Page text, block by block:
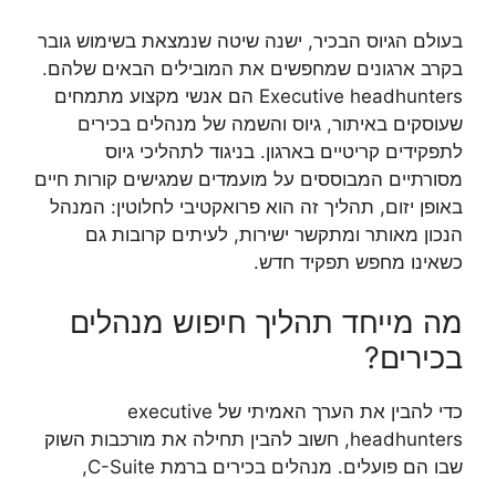
בעולם הגיוס הבכיר, ישנה שיטה שנמצאת בשימוש גובר
בקרב ארגונים שמחפשים את המובילים הבאים שלהם.
Executive headhunters הם אנשי מקצוע מתמחים
שעוסקים באיתור, גיוס והשמה של מנהלים בכירים
לתפקידים קריטיים בארגון. בניגוד לתהליכי גיוס
מסורתיים המבוססים על מועמדים שמגישים קורות חיים
באופן יזום, תהליך זה הוא פרואקטיבי לחלוטין: המנהל
הנכון מאותר ומתקשר ישירות, לעיתים קרובות גם
כשאינו מחפש תפקיד חדש.
מה מייחד תהליך חיפוש מנהלים
בכירים?
כדי להבין את הערך האמיתי של executive
headhunters, חשוב להבין תחילה את מורכבות השוק
שבו הם פועלים. מנהלים בכירים ברמת C-Suite,